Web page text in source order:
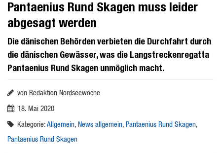
Pantaenius Rund Skagen muss leider
abgesagt werden
Die dänischen Behörden verbieten die Durchfahrt durch
die dänischen Gewässer, was die Langstreckenregatta
Pantaenius Rund Skagen unmöglich macht.
von Redaktion Nordseewoche
18. Mai 2020
Kategorie: Allgemein, News allgemein, Pantaenius Rund Skagen,
Pantaenius Rund Skagen